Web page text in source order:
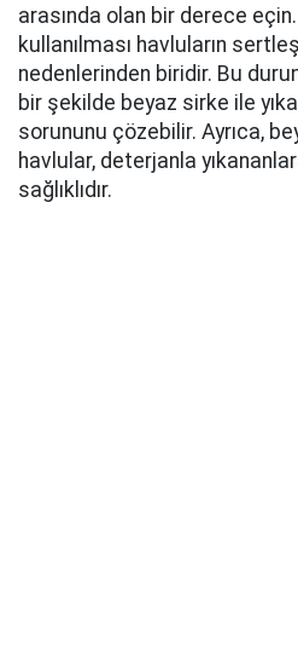
arasında olan bir derece eçin.
kullanılması havluların
nedenlerinden biridir. Bu
bir şekilde beyaz sirke ile
sorununu çözebilir. Ayrıca,
havlular, deterjanla
sağlıklıdır.